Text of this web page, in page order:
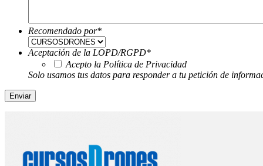
Recomendado por*
Aceptación de la LOPD/RGPD*
Acepto la Política de Privacidad
Solo usamos tus datos para responder a tu petición de